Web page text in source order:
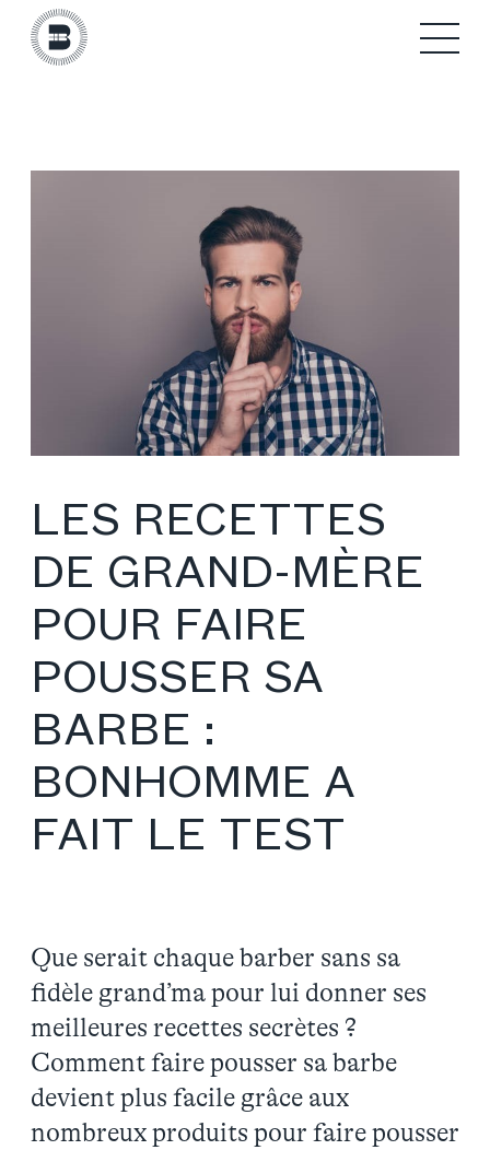
LES RECETTES
DE GRAND-MÈRE
POUR FAIRE
POUSSER SA
BARBE :
BONHOMME A
FAIT LE TEST
Que serait chaque barber sans sa
fidèle grand’ma pour lui donner ses
meilleures recettes secrètes ?
Comment faire pousser sa barbe
devient plus facile grâce aux
nombreux produits pour faire pousser